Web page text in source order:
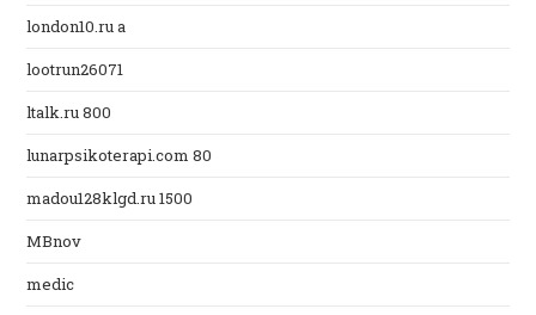
london10.ru a
lootrun26071
ltalk.ru 800
lunarpsikoterapi.com 80
madou128klgd.ru 1500
MBnov
medic